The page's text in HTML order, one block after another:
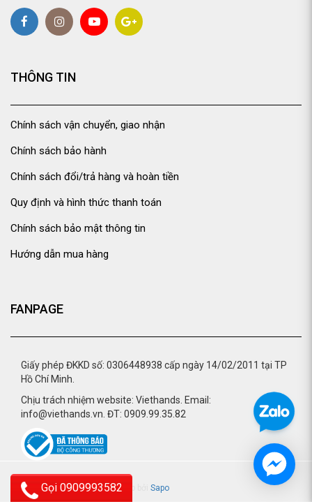
THÔNG TIN
Chính sách vận chuyển, giao nhận
Chính sách bảo hành
Chính sách đổi/trả hàng và hoàn tiền
Quy định và hình thức thanh toán
Chính sách bảo mật thông tin
Hướng dẫn mua hàng
FANPAGE
Giấy phép ĐKKD số: 0306448938 cấp ngày 14/02/2011 tại TP
Hồ Chí Minh.
Chịu trách nhiệm website: Viethands. Email:
info@viethands.vn. ĐT: 0909.99.35.82
© 2015 - viethands.vn.Cung cấp bởi Sapo
Gọi 0909993582